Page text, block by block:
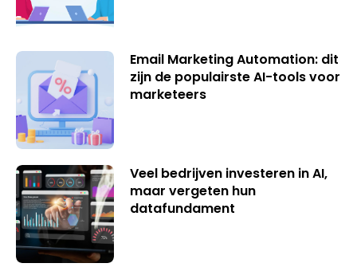
Email Marketing Automation: dit
zijn de populairste AI-tools voor
marketeers
Veel bedrijven investeren in AI,
maar vergeten hun
datafundament